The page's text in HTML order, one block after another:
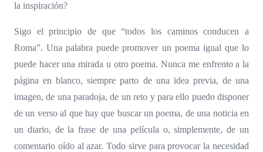
la inspiración?
Sigo el principio de que “todos los caminos conducen a
Roma”. Una palabra puede promover un poema igual que lo
puede hacer una mirada u otro poema. Nunca me enfrento a la
página en blanco, siempre parto de una idea previa, de una
imagen, de una paradoja, de un reto y para ello puedo disponer
de un verso al que hay que buscar un poema, de una noticia en
un diario, de la frase de una película o, simplemente, de un
comentario oído al azar. Todo sirve para provocar la necesidad